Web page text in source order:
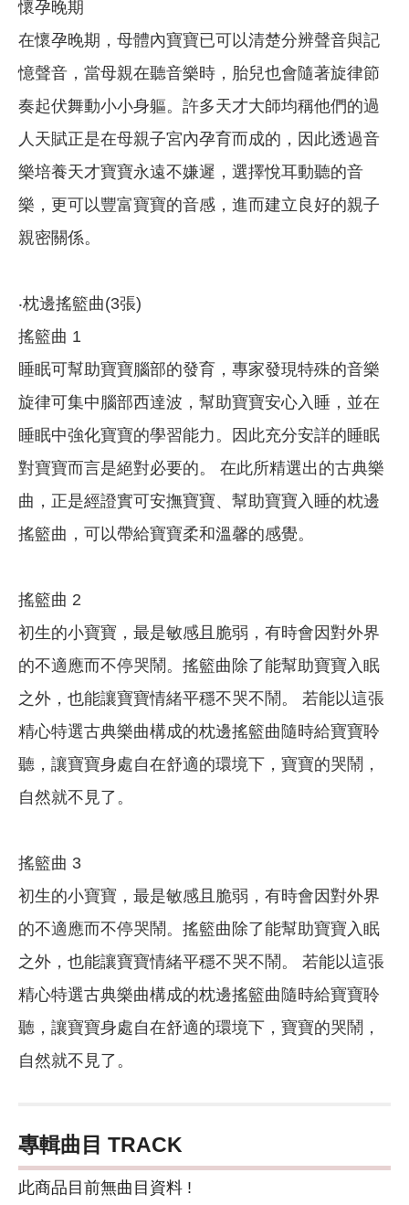
懷孕晚期
在懷孕晚期，母體內寶寶已可以清楚分辨聲音與記
憶聲音，當母親在聽音樂時，胎兒也會隨著旋律節
奏起伏舞動小小身軀。許多天才大師均稱他們的過
人天賦正是在母親子宮內孕育而成的，因此透過音
樂培養天才寶寶永遠不嫌遲，選擇悅耳動聽的音
樂，更可以豐富寶寶的音感，進而建立良好的親子
親密關係。
‧枕邊搖籃曲(3張)
搖籃曲 1
睡眠可幫助寶寶腦部的發育，專家發現特殊的音樂
旋律可集中腦部西達波，幫助寶寶安心入睡，並在
睡眠中強化寶寶的學習能力。因此充分安詳的睡眠
對寶寶而言是絕對必要的。 在此所精選出的古典樂
曲，正是經證實可安撫寶寶、幫助寶寶入睡的枕邊
搖籃曲，可以帶給寶寶柔和溫馨的感覺。
搖籃曲 2
初生的小寶寶，最是敏感且脆弱，有時會因對外界
的不適應而不停哭鬧。搖籃曲除了能幫助寶寶入眠
之外，也能讓寶寶情緒平穩不哭不鬧。 若能以這張
精心特選古典樂曲構成的枕邊搖籃曲隨時給寶寶聆
聽，讓寶寶身處自在舒適的環境下，寶寶的哭鬧，
自然就不見了。
搖籃曲 3
初生的小寶寶，最是敏感且脆弱，有時會因對外界
的不適應而不停哭鬧。搖籃曲除了能幫助寶寶入眠
之外，也能讓寶寶情緒平穩不哭不鬧。 若能以這張
精心特選古典樂曲構成的枕邊搖籃曲隨時給寶寶聆
聽，讓寶寶身處自在舒適的環境下，寶寶的哭鬧，
自然就不見了。
專輯曲目 TRACK
此商品目前無曲目資料 !